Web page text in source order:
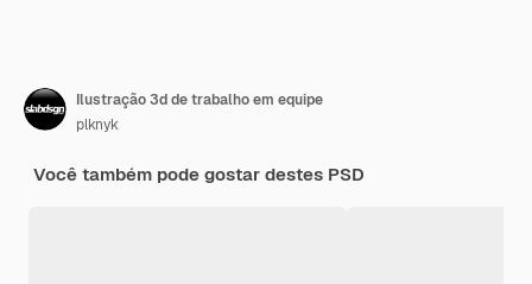
Ilustração 3d de trabalho em equipe
plknyk
Você também pode gostar destes PSD